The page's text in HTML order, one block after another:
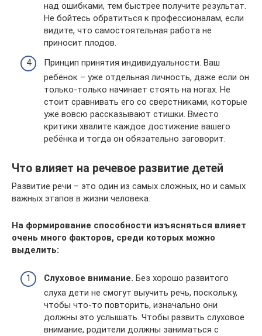
над ошибками, тем быстрее получите результат.
Не бойтесь обратиться к профессионалам, если
видите, что самостоятельная работа не
приносит плодов.
Принцип принятия индивидуальности. Ваш
ребёнок – уже отдельная личность, даже если он
только-только начинает стоять на ногах. Не
стоит сравнивать его со сверстниками, которые
уже вовсю рассказывают стишки. Вместо
критики хвалите каждое достижение вашего
ребёнка и тогда он обязательно заговорит.
Что влияет на речевое развитие детей
Развитие речи – это один из самых сложных, но и самых
важных этапов в жизни человека.
На формирование способности изъясняться влияет
очень много факторов, среди которых можно
выделить:
Слуховое внимание. Без хорошо развитого
слуха дети не смогут выучить речь, поскольку,
чтобы что-то повторить, изначально они
должны это услышать. Чтобы развить слуховое
внимание, родители должны заниматься с